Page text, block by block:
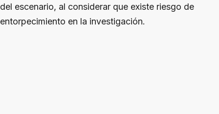
del escenario, al considerar que existe riesgo de
entorpecimiento en la investigación.